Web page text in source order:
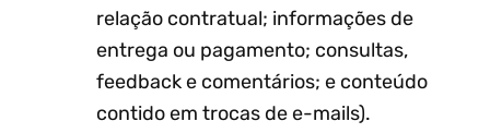
relação contratual; informações de
entrega ou pagamento; consultas,
feedback e comentários; e conteúdo
contido em trocas de e-mails).